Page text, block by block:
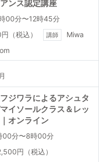
ンス認定講座
00分〜12時45分
（税込） 講師 Miwa
月
ジワラによるアシュタ
イソールクラス＆レッ
オンライン
00分〜8時00分
円（税込）